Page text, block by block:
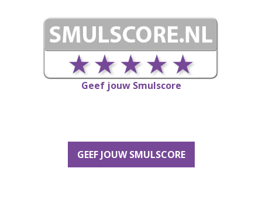
Geef jouw Smulscore
GEEF JOUW SMULSCORE